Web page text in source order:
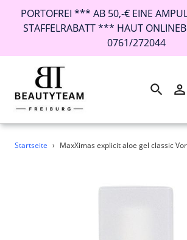
Direkt
PORTOFREI *** AB 50,-€ EINE
STAFFELRABATT *** HAUT
0761/272044
Suchen
Startseite › MaxXimas explicit aloe gel classic